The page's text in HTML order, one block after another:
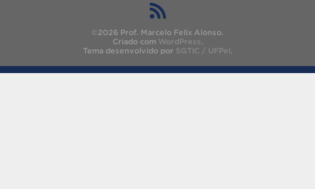
©2026 Prof. Marcelo Felix Alonso.
Criado com WordPress.
Tema desenvolvido por SGTIC / UFPel.